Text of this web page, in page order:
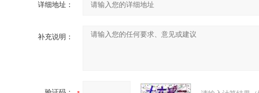
详细地址：
补充说明：